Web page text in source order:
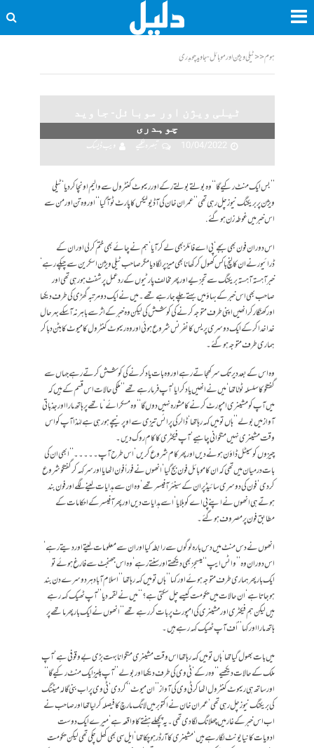
ہوم<<ٹیلی ویژن اور موبائل- جاوید چوہدری
ٹیلی ویژن اور موبائل- جاوید
چوہدری
10/04/2022
تبصرہ لکھیے ویب ڈیسک
’’بس ایک منٹ رکیے گا‘‘ وہ بولتے بولتے رکے اور ریموٹ کنٹرول سے والیم اونچا کر دیا‘ ٹیلی
ویژن پر بریکنگ نیوز چل رہی تھی ’’عمران خان کی آڈیو لیکس کا پارٹ ٹو آگیا‘‘ اور وہ تن اور من سے
اس خبر میں غوطہ زن ہو گئے.
اس دوران فون بھی بجے‘ پی اے فائلز بھی لے کر آیا‘ ہم نے چائے بھی ختم کر لی اور ان کے
ڈرائیور نے ان کا لنچ باکس کھول کر کھانا بھی میز پر لگا دیا مگر صاحب ٹیلی ویژن اسکرین سے چپکے رہے‘
خبر آہستہ آہستہ بریکنگ سے تجزیے اور پھر مخالف پارٹیوں کے ردعمل پر شفٹ ہو رہی تھی اور
صاحب بھی اس خبر کے بہاؤ میں بہتے چلے جا رہے تھے۔میں نے ایک دو مرتبہ گھڑی کی طرف دیکھا
اور کھنگار کر انھیں اپنی طرف متوجہ کرنے کی کوشش کی لیکن وہ خبر کے اثر سے باہر نہ آ سکے بہرحال
خدا خدا کر کے ایک دوسری پریس کانفرنس شروع ہوئی اور وہ ریموٹ کنٹرول کا میوٹ کا بٹن دبا کر
ہماری طرف متوجہ ہو گئے۔
وہ اس کے بعد دیر تک سرکھجاتے رہے اور وہ بات یاد کرنے کی کوشش کرتے رہے جہاں سے
گفتگو کا سلسلہ ٹوٹا تھا‘ میں نے انھیں یاد کرایا‘ آپ فرما رہے تھے ’’ملکی حالات اس قسم کے ہیں کہ
میں آپ کو مشینری امپورٹ کرنے کا مشورہ نہیں دوں گا‘‘ وہ مسکرائے‘ ماتھے پر ہاتھ مارا اور جذباتی
آواز میں بولے ’’ہاں تو میں کہہ رہا تھا‘ ڈالر کی پرائس تیزی سے اوپر نیچے ہو رہی ہے لہٰذا آپ کو اس
وقت مشینری نہیں منگوانی چاہیے‘ آپ فیکٹری کا کام روک دیں۔
چیزوں کو سیٹل ڈاؤن ہونے دیں اور پھر کام شروع کریں‘ اس طرح آپ ۔۔۔۔۔‘‘ ابھی ان کی
بات درمیان میں تھی کہ ان کا موبائل فون بج گیا‘ انھوں نے فوراً فون اٹھایا اور سر کہہ کر گفتگو شروع
کر دی‘ فون کی دوسری سائیڈ پر ان کے سینئر آفیسر تھے‘ وہ ان سے ہدایات لینے لگے اور فون بند
ہوتے ہی انھوں نے اپنے پی اے کو بلایا‘ اسے ہدایات دیں اور پھر آفیسر کے احکامات کے
مطابق فون پر مصروف ہو گئے۔
انھوں نے دس منٹ میں دس بارہ لوگوں سے رابطہ کیا اور ان سے معلومات لیتے اور دیتے رہے‘
اس دوران وہ ’’واٹس ایپ‘‘ میسجز بھی دیکھتے اور سنتے رہے‘ وہ اس جھنجٹ سے فارغ ہوئے تو
ایک بار پھر ہماری طرف متوجہ ہوئے اور کہا ’’ہاں تو میں کہہ رہا تھا ’’اسلام آباد ہر دوسرے دن بند
ہو جاتا ہے‘ ان حالات میں حکومت کیسے چل سکتی ہے؟‘‘ میں نے لقمہ دیا ’’آپ ٹھیک کہہ رہے
ہیں لیکن ہم فیکٹری اور مشینری کی امپورٹ پر بات کر رہے تھے‘‘ انھوں نے ایک بار پھر ماتھے پر
ہاتھ مارا اور کہا ’’اُف آپ ٹھیک کہہ رہے ہیں۔
میں بات بھول گیا تھا‘ ہاں تو میں کہہ رہا تھا اس وقت مشینری منگوانا بہت بڑی بے وقوفی ہے‘آپ
ملک کے حالات دیکھیے‘‘ وہ رکے‘ ٹی وی کی طرف دیکھا اور بولے ’’ آپ پلیز ایک منٹ رکیے گا‘‘
اور ساتھ ہی ریموٹ کنٹرول اٹھا کر ٹی وی کی آواز ’’ان میوٹ‘‘ کر دی‘ ٹی وی پر اب بنی گالہ میٹنگ
کی بریکنگ نیوز چل رہی تھی‘ عمران خان نے اکتوبر میں لانگ مارچ کا فیصلہ کر لیا تھا اور صاحب نے
اب اس خبر کے غار میں چھلانگ لگا دی تھی۔ یہ پچھلے ہفتے کا واقعہ ہے‘ میرے ایک دوست
ادویات کا نیا یونٹ لگا رہے ہیں‘ مشینری کا آرڈر ہو چکا تھا‘ ایل سی بھی کھل چکی تھی لیکن حکومت